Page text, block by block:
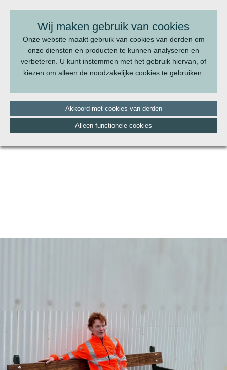
Wij maken gebruik van cookies
Onze website maakt gebruik van cookies van derden om
onze diensten en producten te kunnen analyseren en
verbeteren. U kunt instemmen met het gebruik hiervan, of
kiezen om alleen de noodzakelijke cookies te gebruiken.
Akkoord met cookies van derden
Alleen functionele cookies
BEL ONS:070 - 322 20 22